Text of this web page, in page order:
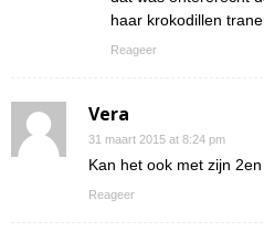
haar krokodillen
Reageer
Vera
31 maart 2015 at 8:24 pm
Kan het ook met zijn
Reageer